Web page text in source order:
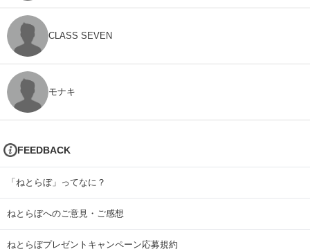
CLASS SEVEN
モナキ
FEEDBACK
「ねとらぼ」ってなに？
ねとらぼへのご意見・ご感想
ねとらぼプレゼントキャンペーン応募規約